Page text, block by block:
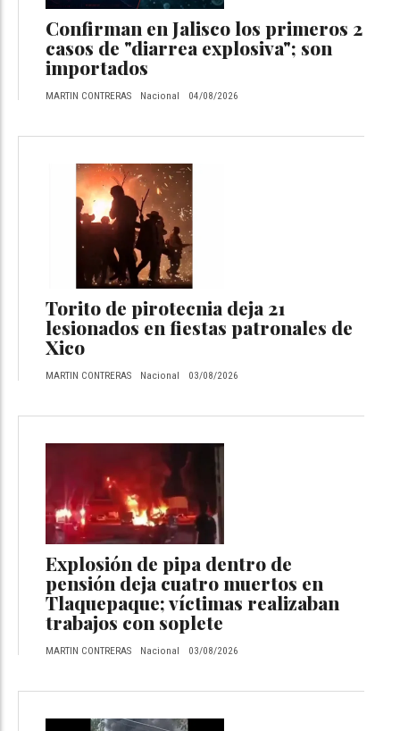
Confirman en Jalisco los primeros 2
casos de "diarrea explosiva"; son
importados
MARTIN CONTRERAS Nacional 04/08/2026
Torito de pirotecnia deja 21
lesionados en fiestas patronales de
Xico
MARTIN CONTRERAS Nacional 03/08/2026
Explosión de pipa dentro de
pensión deja cuatro muertos en
Tlaquepaque; víctimas realizaban
trabajos con soplete
MARTIN CONTRERAS Nacional 03/08/2026